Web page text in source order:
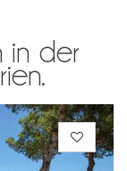
in der